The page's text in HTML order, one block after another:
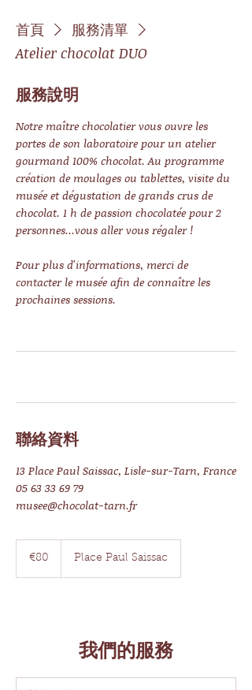
首頁
服務清單
Atelier chocolat DUO
服務說明
Notre maître chocolatier vous ouvre les
portes de son laboratoire pour un atelier
gourmand 100% chocolat. Au programme
création de moulages ou tablettes, visite du
musée et dégustation de grands crus de
chocolat. 1 h de passion chocolatée pour 2
personnes...vous aller vous régaler !
Pour plus d'informations, merci de
contacter le musée afin de connaître les
prochaines sessions.
聯絡資料
13 Place Paul Saissac, Lisle-sur-Tarn, France
05 63 33 69 79
musee@chocolat-tarn.fr
€80 Place Paul Saissac
我們的服務